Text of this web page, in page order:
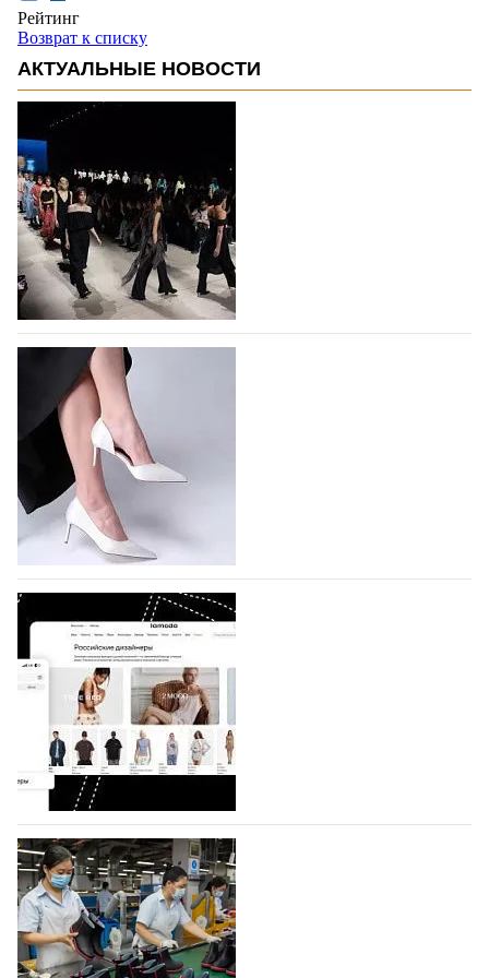
Рейтинг
Возврат к списку
АКТУАЛЬНЫЕ НОВОСТИ
На участие в Московской неделе моды
подано 1047 заявок
На участие в седьмой Московской неделе моды,
которая пройдет в российской столице с 26 сентября
по 1 октября, уже подано 1047 заявок. Примерно
половину из них (494) прислали дизайнеры,
коллекции которых не были представлены в…
07.08.2026 758
BALLINA представит свои новинки на Euro
Shoes
Компания BALLINA Guangzhou Lihuang Footwear
Co., Ltd., основанная в 2011 году и расположенная в
Гуанчжоу, столице моды Китая, является
профессиональной обувной компанией,
объединяющей разработку, производство и…
07.08.2026 627
На платформе Lamoda - новый раздел и
условия продвижения локальных
дизайнерских марок
Российский маркетплейс Lamoda решил обновить